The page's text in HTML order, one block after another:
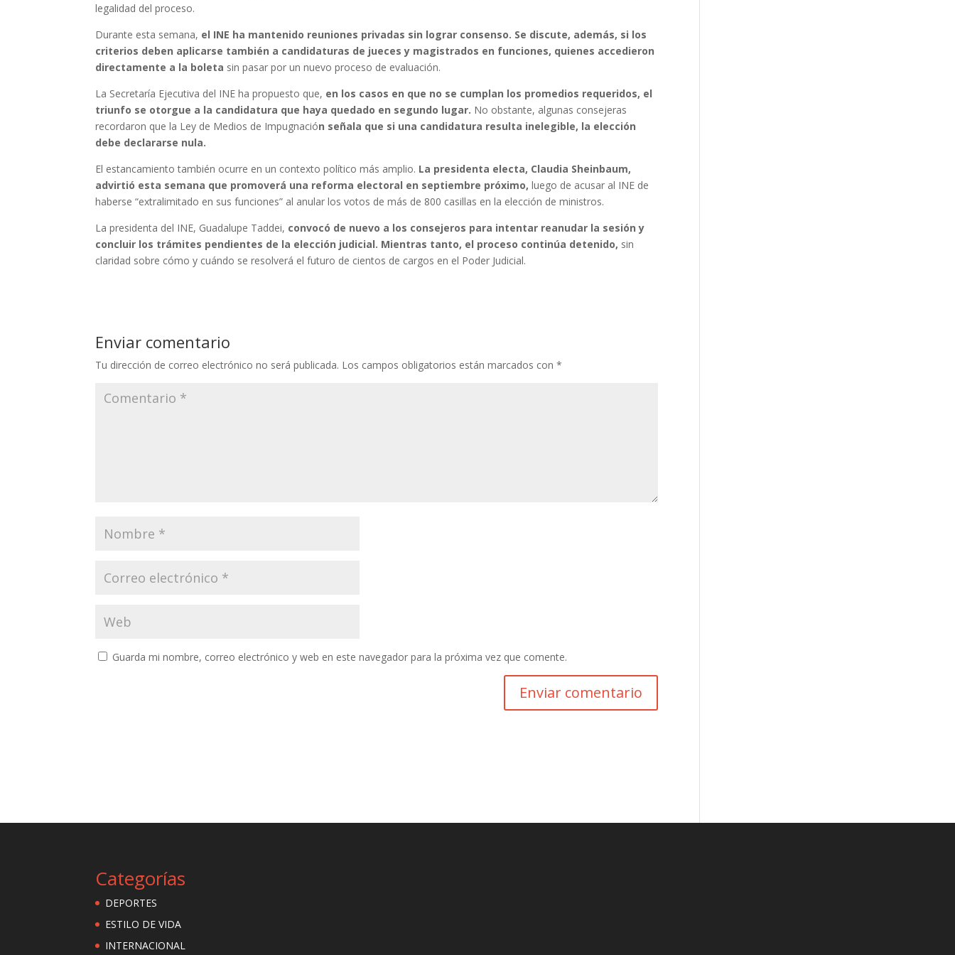
legalidad del proceso.
Durante esta semana, el INE ha mantenido reuniones privadas sin lograr consenso. Se discute, además, si los
criterios deben aplicarse también a candidaturas de jueces y magistrados en funciones, quienes accedieron
directamente a la boleta sin pasar por un nuevo proceso de evaluación.
La Secretaría Ejecutiva del INE ha propuesto que, en los casos en que no se cumplan los promedios requeridos, el
triunfo se otorgue a la candidatura que haya quedado en segundo lugar. No obstante, algunas consejeras
recordaron que la Ley de Medios de Impugnación señala que si una candidatura resulta inelegible, la elección
debe declararse nula.
El estancamiento también ocurre en un contexto político más amplio. La presidenta electa, Claudia Sheinbaum,
advirtió esta semana que promoverá una reforma electoral en septiembre próximo,luego de acusar al INE de
haberse “extralimitado en sus funciones” al anular los votos de más de 800 casillas en la elección de ministros.
La presidenta del INE, Guadalupe Taddei, convocó de nuevo a los consejeros para intentar reanudar la sesión y
concluir los trámites pendientes de la elección judicial. Mientras tanto, el proceso continúa detenido, sin
claridad sobre cómo y cuándo se resolverá el futuro de cientos de cargos en el Poder Judicial.
Enviar comentario
Tu dirección de correo electrónico no será publicada. Los campos obligatorios están marcados con*
Guarda mi nombre, correo electrónico y web en este navegador para la próxima vez que comente.
Categorías
DEPORTES
ESTILO DE VIDA
INTERNACIONAL